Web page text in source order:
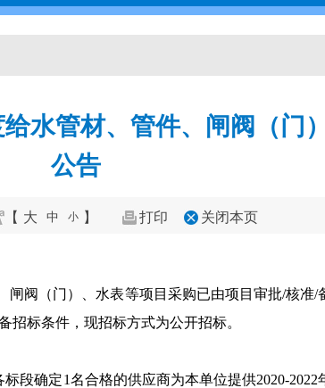
水管材、管件、闸阀（门
公告
【 大 中 小 】 打印 关闭本页
闸阀（门）、水表等项目采购已由项目审批/核准/
招标条件，现招标方式为公开招标。
标段确定1名合格的供应商为本单位提供2020-2022